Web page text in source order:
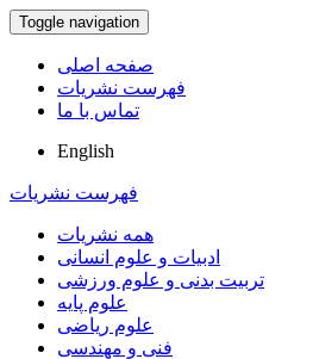
Toggle navigation
صفحه اصلی
فهرست نشریات
تماس با ما
English
فهرست نشریات
همه نشریات
ادبیات و علوم انسانی
تربیت بدنی و علوم ورزشی
علوم پایه
علوم ریاضی
فنی و مهندسی